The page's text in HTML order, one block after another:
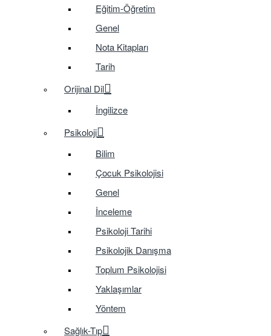
Eğitim-Öğretim
Genel
Nota Kitapları
Tarih
Orijinal Dil
İngilizce
Psikoloji
Bilim
Çocuk Psikolojisi
Genel
İnceleme
Psikoloji Tarihi
Psikolojik Danışma
Toplum Psikolojisi
Yaklaşımlar
Yöntem
Sağlık-Tıp